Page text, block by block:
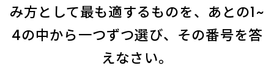
み方として最も適するものを、あとの1~
4の中から一つずつ選び、その番号を答
えなさい。